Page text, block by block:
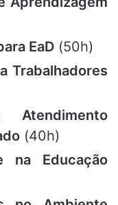
EaD (50h)
Trabalhadores
(40h)
na Educação